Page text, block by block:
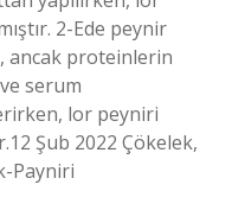
2-Ede peynir
ancak proteinlerin
serum
lor peyniri
Şub 2022 Çökelek,
Payniri